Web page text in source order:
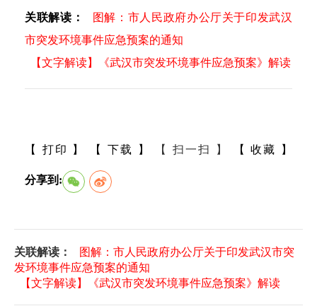
关联解读：
图解：市人民政府办公厅关于印发武汉
市突发环境事件应急预案的通知
【文字解读】《武汉市突发环境事件应急预案》解读
【 打印 】 【 下载 】 【 扫一扫 】 【 收藏 】
分享到:
关联解读：
图解：市人民政府办公厅关于印发武汉市突
发环境事件应急预案的通知
【文字解读】《武汉市突发环境事件应急预案》解读